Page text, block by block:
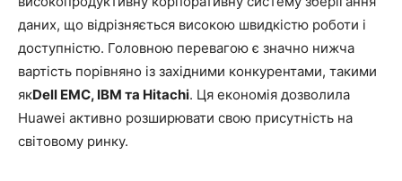
даних, що відрізняється високою швидкістю роботи і
доступністю. Головною перевагою є значно нижча
вартість порівняно із західними конкурентами, такими
якDell EMC, IBM та Hitachi. Ця економія дозволила
Huawei активно розширювати свою присутність на
світовому ринку.